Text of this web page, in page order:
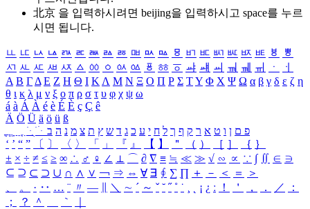
北京 을 입력하시려면 beijing을 입력하시고 space를 누르
시면 됩니다.
ㅥ ㅦ ㅧ ㅨ ㅩ ㅪ ㅫ ㅬ ㅭ ㅮ ㅯ ㅰ ㅱ ㅲ ㅳ ㅴ ㅵ ㅶ ㅷ ㅸ
ㅹ
ㅺ ㅻ ㅼ ㅽ ㅾ ㅿ ㆀ ㆁ ㆂ ㆃ ㆄ ㆅ ㆆ ㆇ ㆈ ㆉ ㆊ ㆋ ㆌ ㆍ
ㆎ
Α Β ΓΔ Ε Ζ Η Θ Ι ΚΛ Μ Ν Ξ Ο Π Ρ Σ ΤΥ Φ Χ Ψ Ω α β γ δ ε ζ η
θ ι κ λ μ ν ξ ο π ρ σ τ υ φ χ ψ ω
á à Á À é è É È ç Ç ê
Ä Ö Ü ä ö ü ß
ִֶֹ ֻּ ׁׂ פ ם ן ו ט א ר ק ף ך ל ח י ע כ ג ד ש ץ ת צ מ נ ה ב
‘ ’ “ ” 〔 〕 〈 〉 「 」 『 』 【 】 ＂ （ ） ［ ］ ｛ ｝
± × ÷ ≠ ≤ ≥ ∞ ∴ ♂ ♀ ∠ ⊥ ⌒ ∂ ∇ ≡ ≒ ≪ ≫ √ ∽ ∝ ∵ ∫ ∬ ∈ ∋
⊆ ⊇ ⊂ ⊃ ∪ ∩ ∧ ∨ ￢ ⇒ ⇔ ∀ ∃ ∮ ∑ ∏ ＋ － ＜ ＝
＞
、
。 · ‥ … ¨ 〃 ― ＼ ∼ ´ ～ ˇ ˘ ˝ ˚ ˙ ¸ ¡ ¿ ː ！ ＇ ， ． ／
：
；
？ ＾ ｀